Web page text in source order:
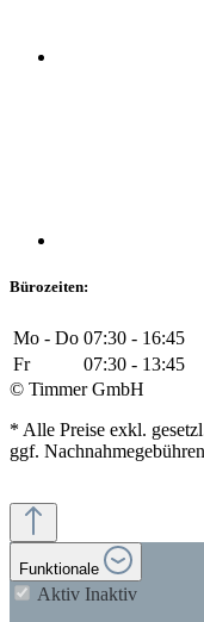
Bürozeiten:
Mo - Do 07:30 - 16:45
Fr
07:30 - 13:45
© Timmer GmbH
* Alle Preise exkl.
ggf.
Funktionale
Aktiv Inaktiv